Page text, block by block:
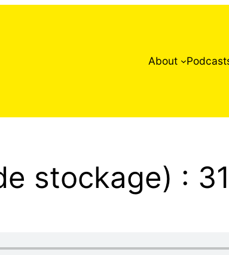
About
stockage) :